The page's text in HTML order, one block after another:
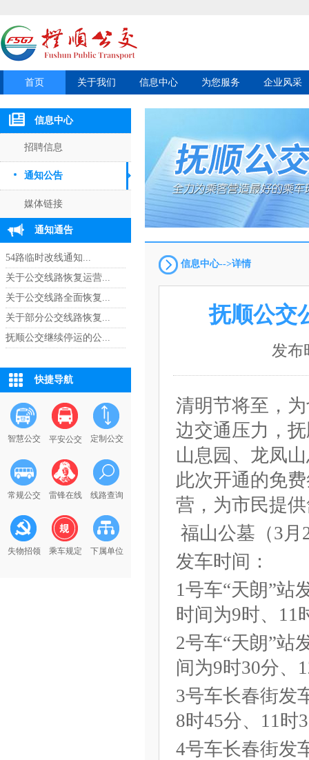
首页 关于我们 信息中心 为您服务 企业风采
信息中心
招聘信息
通知公告
媒体链接
通知通告
54路临时改线通知...
关于公交线路恢复运营...
关于公交线路全面恢复...
关于部分公交线路恢复...
抚顺公交继续停运的公...
快捷导航
智慧公交 平安公交 定制公交
常规公交 雷锋在线 线路查询
失物招领 乘车规定 下属单位
信息中心-->详情
抚顺公交
发布
清明节将至，
边交通压力，
山息园、龙凤
此次开通的免
营，为市民提
福山公墓（3月
发车时间：
1号车“天朗”站
时间为9时、11
2号车“天朗”站
间为9时30分、
3号车长春街发
8时45分、11时
4号车长春街发